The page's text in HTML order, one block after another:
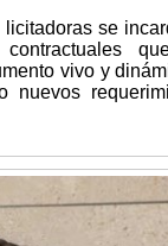
se
vivo y